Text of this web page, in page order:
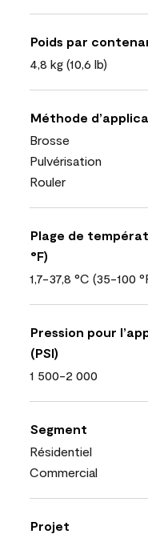
Poids par
4,8 kg (10,6 lb)
Méthode
Brosse
Pulvérisation
Rouler
Plage de
°F)
1,7-37,8 °C (35-100
Pression pour
(PSI)
1 500-2 000
Segment
Résidentiel
Commercial
Projet